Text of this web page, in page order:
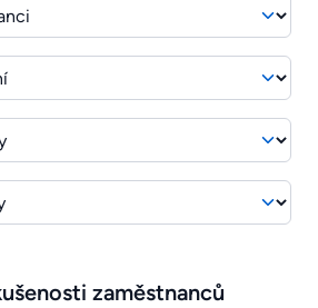
zaměstnanců